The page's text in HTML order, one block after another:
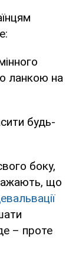
ланкою на
будь-
боку,
що
– проте